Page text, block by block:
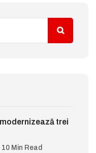
trei
10 Min Read